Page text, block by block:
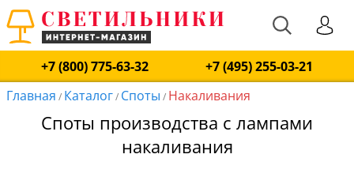
+7 (800) 775-63-32
+7 (495) 255-03-21
Главная / Каталог/ Споты / Накаливания
Споты производства с лампами
накаливания